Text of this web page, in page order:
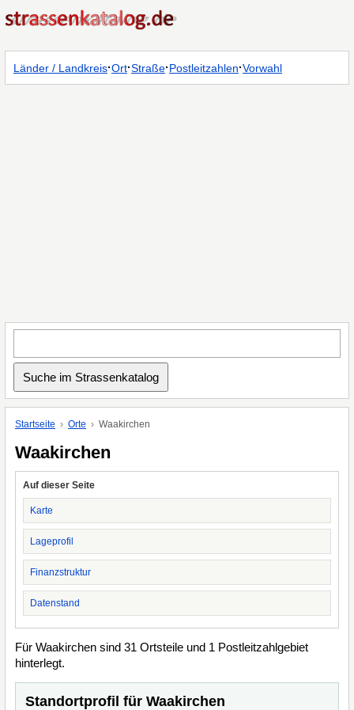
Länder / Landkreis·Ort·Straße·Postleitzahlen·Vorwahl
Startseite Orte Waakirchen
Waakirchen
Auf dieser Seite
Karte
Lageprofil
Finanzstruktur
Datenstand
Für Waakirchen sind 31 Ortsteile und 1 Postleitzahlgebiet
hinterlegt.
Standortprofil für Waakirchen